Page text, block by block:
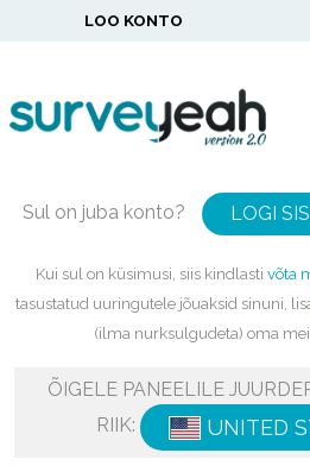
LOO KONTO
Sul on juba konto? LOGI
Kui sul on küsimusi, siis kindlasti võta
tasustatud uuringutele jõuaksid sinuni,
(ilma nurksulgudeta) oma
ÕIGELE PANEELILE
RIIK:
UNITED